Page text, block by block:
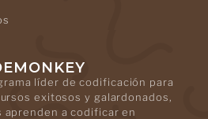
líder de codificación para
exitosos y galardonados,
a codificar en